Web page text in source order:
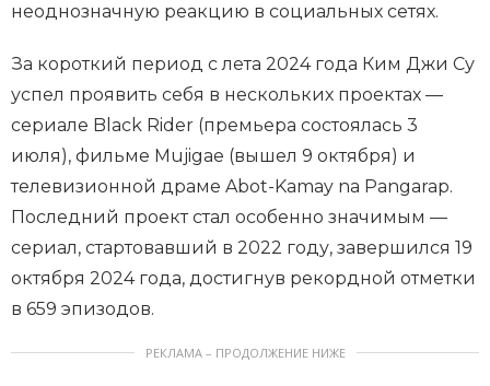
неоднозначную реакцию в социальных сетях.
За короткий период с лета 2024 года Ким Джи Су
успел проявить себя в нескольких проектах —
сериале Black Rider (премьера состоялась 3
июля), фильме Mujigae (вышел 9 октября) и
телевизионной драме Abot-Kamay na Pangarap.
Последний проект стал особенно значимым —
сериал, стартовавший в 2022 году, завершился 19
октября 2024 года, достигнув рекордной отметки
в 659 эпизодов.
РЕКЛАМА – ПРОДОЛЖЕНИЕ НИЖЕ